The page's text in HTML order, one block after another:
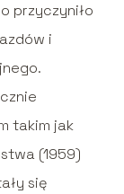
przyczyniło
i
takim jak
(1959)
się